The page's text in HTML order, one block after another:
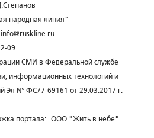
народная линия"
info@ruskline.ru
09
СМИ в Федеральной службе
информационных технологий и
Эл № ФС77-69161 от 29.03.2017 г.
портала: ООО "Жить в небе"